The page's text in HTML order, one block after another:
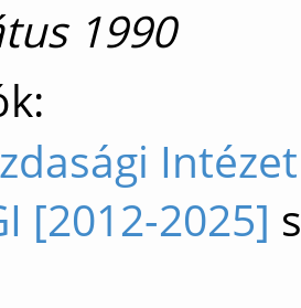
1990
[2012-2025]